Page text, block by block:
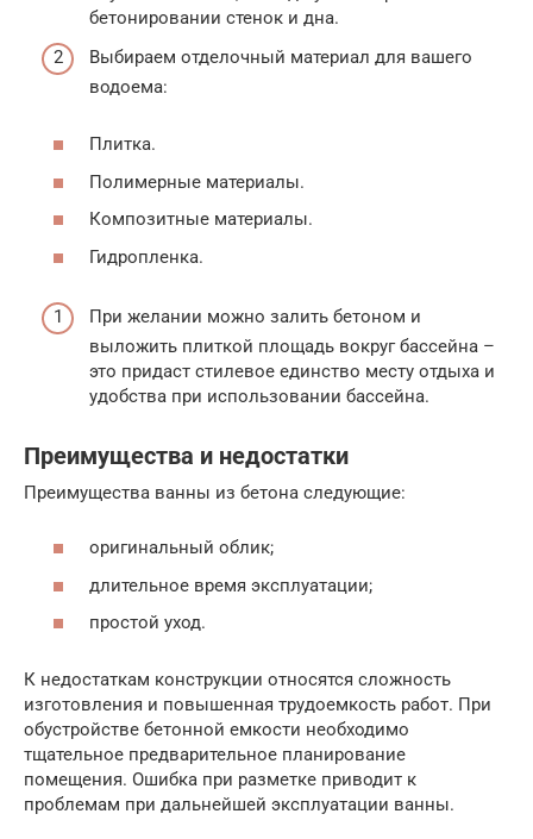
бетонировании стенок и дна.
Выбираем отделочный материал для вашего
водоема:
Плитка.
Полимерные материалы.
Композитные материалы.
Гидропленка.
При желании можно залить бетоном и
выложить плиткой площадь вокруг бассейна –
это придаст стилевое единство месту отдыха и
удобства при использовании бассейна.
Преимущества и недостатки
Преимущества ванны из бетона следующие:
оригинальный облик;
длительное время эксплуатации;
простой уход.
К недостаткам конструкции относятся сложность
изготовления и повышенная трудоемкость работ. При
обустройстве бетонной емкости необходимо
тщательное предварительное планирование
помещения. Ошибка при разметке приводит к
проблемам при дальнейшей эксплуатации ванны.